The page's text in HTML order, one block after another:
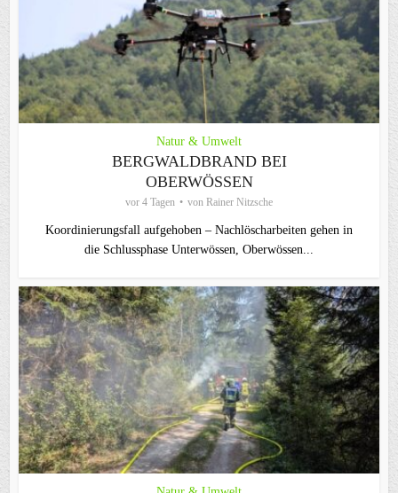
Natur & Umwelt
BERGWALDBRAND BEI
OBERWÖSSEN
vor 4 Tagen von Rainer Nitzsche
Koordinierungsfall aufgehoben – Nachlöscharbeiten gehen in
die Schlussphase Unterwössen, Oberwössen...